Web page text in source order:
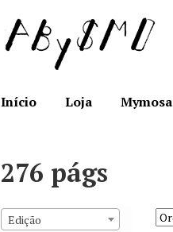
para
a
navegação
para
o
conteúdo
Início
Loja Mymosa
276 págs
Edição